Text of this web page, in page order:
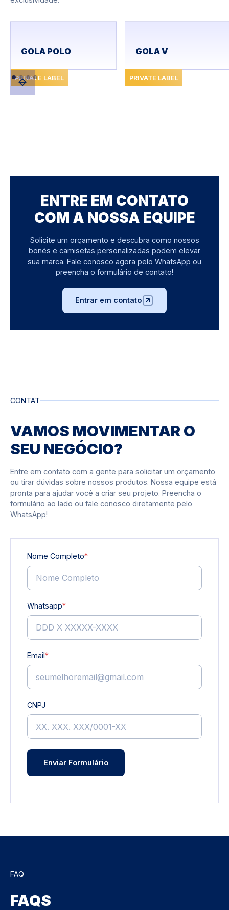
GOLA POLO
PRIVATE LABEL
GOLA V
PRIVATE LABEL
ENTRE EM CONTATO
COM A NOSSA EQUIPE
Solicite um orçamento e descubra como nossos
bonés e camisetas personalizadas podem elevar
sua marca. Fale conosco agora pelo WhatsApp ou
preencha o formulário de contato!
Entrar em contato
CONTATO
VAMOS MOVIMENTAR O
SEU NEGÓCIO?
Entre em contato com a gente para solicitar um orçamento
ou tirar dúvidas sobre nossos produtos. Nossa equipe está
pronta para ajudar você a criar seu projeto. Preencha o
formulário ao lado ou fale conosco diretamente pelo
WhatsApp!
Nome Completo*
Whatsapp*
Email*
CNPJ
FAQ
FAQS